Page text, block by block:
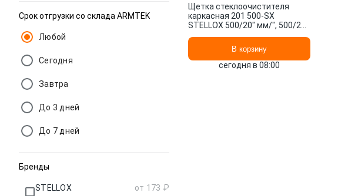
Срок отгрузки со склада ARMTEK
Любой
Сегодня
Завтра
До 3 дней
До 7 дней
Бренды
STELLOX от 173 ₽
Щетка стеклоочистителя
каркасная 201 500-SX
STELLOX 500/20" мм/", 500/20"
В корзину
сегодня в 08:00